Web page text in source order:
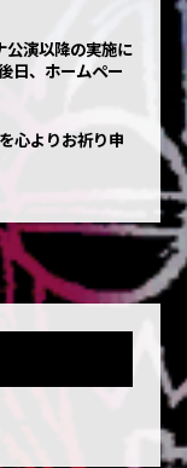
演以降の実施に
日、ホームペー
心よりお祈り申